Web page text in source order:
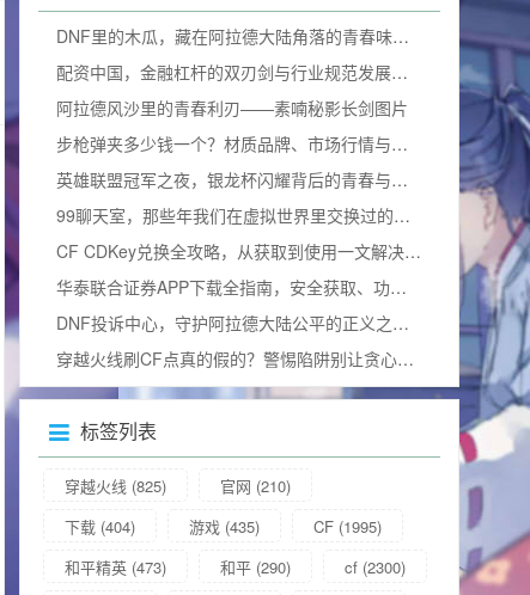
DNF里的木瓜，藏在阿拉德大陆角落的青春味道dnf木瓜有什么用
配资中国，金融杠杆的双刃剑与行业规范发展之路
阿拉德风沙里的青春利刃——素喃秘影长剑图片
步枪弹夹多少钱一个？材质品牌、市场行情与合法边界全揭秘
英雄联盟冠军之夜，银龙杯闪耀背后的青春与热血加冕礼
99聊天室，那些年我们在虚拟世界里交换过的青春
CF CDKey兑换全攻略，从获取到使用一文解决所有疑问（含2025兑换码）
华泰联合证券APP下载全指南，安全获取、功能解析与使用技巧
DNF投诉中心，守护阿拉德大陆公平的正义之门官方网站
穿越火线刷CF点真的假的？警惕陷阱别让贪心毁掉游戏体验
标签列表
穿越火线 (825) 官网 (210)
下载 (404) 游戏 (435) CF (1995)
和平精英 (473) 和平 (290) cf (2300)